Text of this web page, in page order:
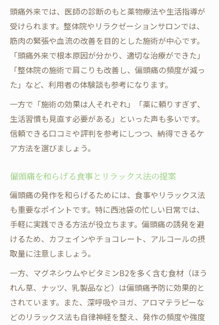
頭痛外来では、医師の診断のもと薬物療法や生活指導が
受けられます。整体院やリラクゼーションサロンでは、
筋肉の緊張や血流の改善を目的とした施術が中心です。
「頭痛外来で根本原因が分かり、適切な治療ができた」
「整体院の施術で肩こりも改善し、偏頭痛の頻度が減っ
た」など、利用者の体験談も参考になります。
一方で「施術の効果は人それぞれ」「薬に頼りすぎず、
生活習慣も見直す必要がある」といった声も多いです。
信頼できる口コミや評判を参考にしつつ、納得できるケ
ア方法を選びましょう。
偏頭痛を和らげる食事とリラックス法の提案
偏頭痛の発作を和らげるためには、食事やリラックス法
も重要なポイントです。特に西池袋の忙しい日常では、
手軽に実践できる方法が役立ちます。偏頭痛の誘発を避
けるため、カフェインやチョコレート、アルコールの摂
取量に注意しましょう。
一方、マグネシウムやビタミンB2を多く含む食材（ほう
れん草、ナッツ、乳製品など）は偏頭痛予防に効果的と
されています。また、深呼吸やヨガ、アロマテラピーな
どのリラックス法も自律神経を整え、発作の頻度や強度